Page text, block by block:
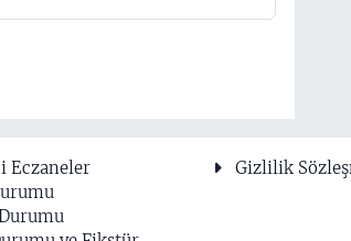
Eczaneler
Gizlilik